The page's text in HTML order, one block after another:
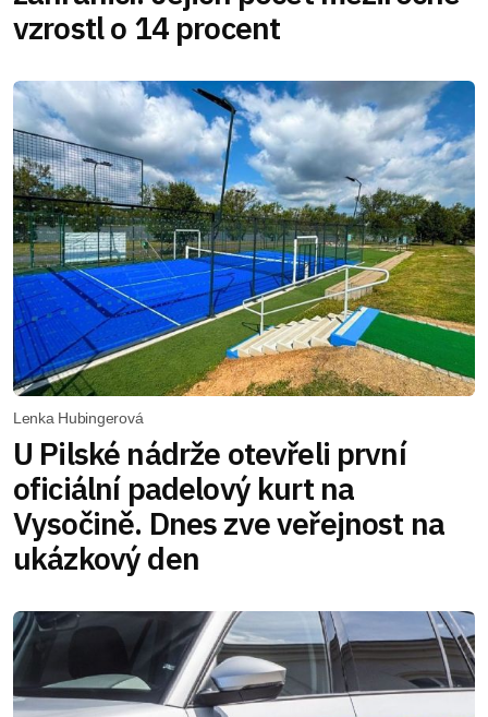
vzrostl o 14 procent
Lenka Hubingerová
U Pilské nádrže otevřeli první
oficiální padelový kurt na
Vysočině. Dnes zve veřejnost na
ukázkový den